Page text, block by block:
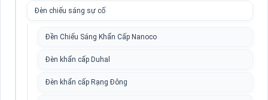
Đèn chiếu sáng sự cố
Đền Chiếu Sáng Khẩn Cấp Nanoco
Đèn khẩn cấp Duhal
Đèn khẩn cấp Rạng Đông